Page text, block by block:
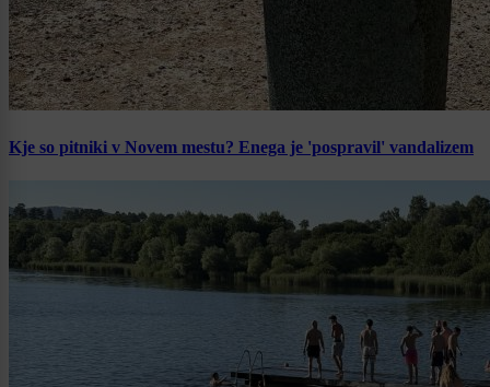
Kje so pitniki v Novem mestu? Enega je 'pospravil' vandalizem